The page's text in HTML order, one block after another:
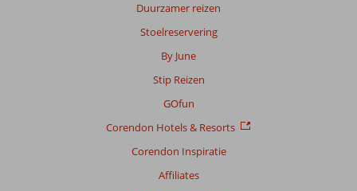
Duurzamer reizen
Stoelreservering
By June
Stip Reizen
GOfun
Corendon Hotels & Resorts
Corendon Inspiratie
Affiliates